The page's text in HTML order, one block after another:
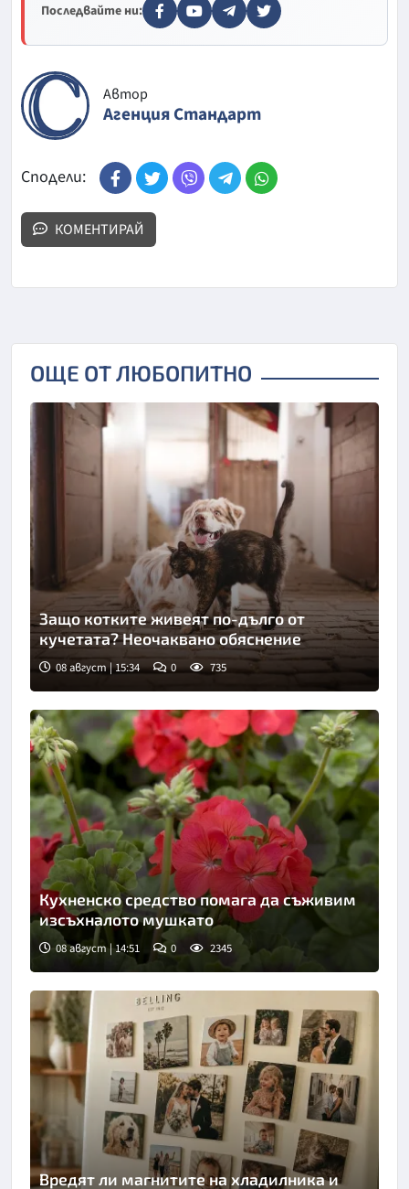
Последвайте ни:
Автор
Агенция Стандарт
Сподели:
КОМЕНТИРАЙ
ОЩЕ ОТ ЛЮБОПИТНО
Снимка: Пиксабей
Защо котките живеят по-дълго от
кучетата? Неочаквано обяснение
08 август | 15:34 0 735
Кухненско средство помага да съживим
изсъхналото мушкато
08 август | 14:51 0 2345
Вредят ли магнитите на хладилника и